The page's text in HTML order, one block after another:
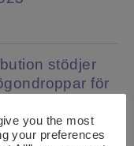
stödjer
för
you the most
your preferences